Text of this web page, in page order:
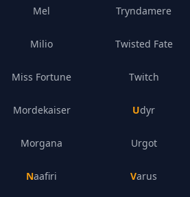
Mel
Milio
Miss Fortune
Mordekaiser
Morgana
Naafiri
Tryndamere
Twisted Fate
Twitch
Udyr
Urgot
Varus